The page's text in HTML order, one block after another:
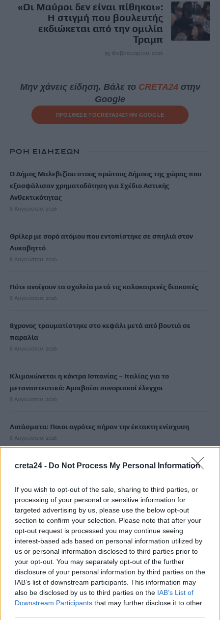
creta24 - Do Not Process My Personal Information
If you wish to opt-out of the sale, sharing to third parties, or
processing of your personal or sensitive information for
targeted advertising by us, please use the below opt-out
section to confirm your selection. Please note that after your
opt-out request is processed you may continue seeing
interest-based ads based on personal information utilized by
us or personal information disclosed to third parties prior to
your opt-out. You may separately opt-out of the further
disclosure of your personal information by third parties on the
IAB’s list of downstream participants. This information may
also be disclosed by us to third parties on the IAB’s List of
Downstream Participants that may further disclose it to other
«Οι Μαύροι δεν είναι πίθηκοι»:
Η στιγμή που βουλευτής
εκδιώκεται από την ομιλία
Τραμπ
25 Φεβρουαρίου, 2026
Μην χάνεις είδηση. Βάλε το CRETA24στην
Google
ΠΡΟΣΘΕΣΕ ΤΟCRETA24ΣΤΗΝ GOOGLE
ΡΟΗ ΕΙΔΗΣΕΩΝ
Ο Δήμος Μαλεβιζίου στους πρώτους Δήμους της χώρας που
εξασφάλισαν χρηματοδότηση για Σχέδιο Αστικής
Ανθεκτικότητας
8 Αυγούστου, 2026
Θρίλερ με σορό ατόμου που εντοπίστηκε σε σπηλιά στον
Λυκαβηττό
8 Αυγούστου, 2026
Πότε ανοίγουν τα σχολεία μετά τις καλοκαιρινές διακοπές
8 Αυγούστου, 2026
8χρονος τραυματίστηκε στο κεφάλι μετά από βουτιά σε
παραλία
8 Αυγούστου, 2026
Κλιμακώνεται η κόντρα Ισπανίας – Ιταλίας για το
μεταναστευτικό: Αμοιβαίοι συνοριακοί έλεγχοι
8 Αυγούστου, 2026
Λιπάσματα: Ποιοι αγρότες πήραν την έκτακτη ενίσχυση
8 Αυγούστου, 2026
Τι λέει η ΕΛ.ΑΣ. για την υπόθεση του τουρίστα στην Κρήτη –
ανήλικη»
8 Αυγούστου, 2026
Ο Τραμπ προσφεύγει στο Ανώτατο Δικαστήριο για το
«μπλόκο» στην αίθουσα χορού στον Λευκό Οίκο
8 Αυγούστου, 2026
Τουρισμός: Η «Οδύσσεια» έφερε άλμα στις κρατήσεις
8 Αυγούστου, 2026